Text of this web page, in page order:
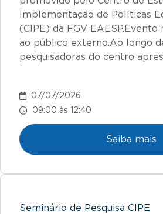
Implementação de Políticas
(CIPE) da FGV
ao público externo.Ao longo
pesquisadoras do centro
Saiba mais
07/07/2026
09:00 às 12:40
Seminário de Pesquisa CIPE